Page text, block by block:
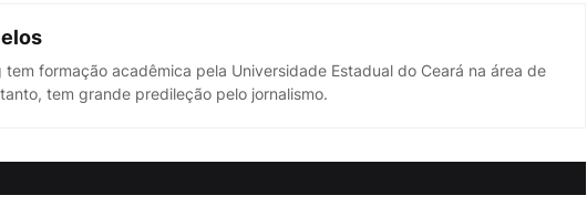
formação acadêmica pela Universidade Estadual do Ceará na área de
tem grande predileção pelo jornalismo.